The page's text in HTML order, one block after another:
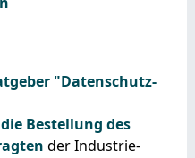
"Datenschutz-
Bestellung des
der Industrie-